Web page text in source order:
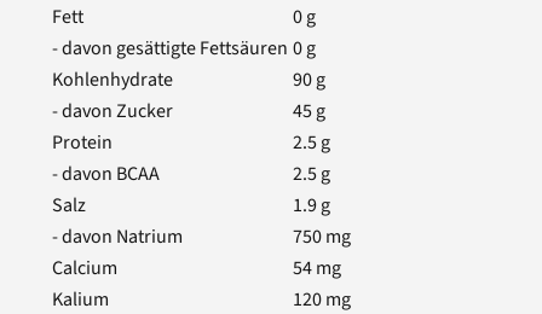
Fett
0g
- davon gesättigte Fettsäuren 0g
Kohlenhydrate
90g
- davon Zucker
45g
Protein
2.5g
- davon BCAA
2.5g
Salz
1.9g
- davon Natrium
750mg
Calcium
54mg
Kalium
120mg